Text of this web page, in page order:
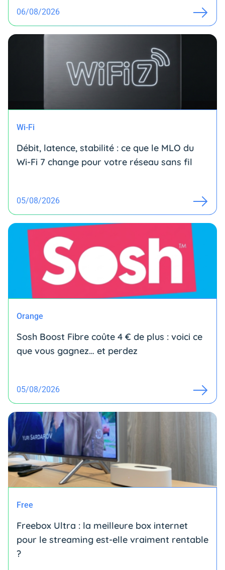
06/08/2026
Wi-Fi
Débit, latence, stabilité : ce que le MLO du
Wi-Fi 7 change pour votre réseau sans fil
05/08/2026
Orange
Sosh Boost Fibre coûte 4 € de plus : voici ce
que vous gagnez… et perdez
05/08/2026
Free
Freebox Ultra : la meilleure box internet
pour le streaming est-elle vraiment rentable
?